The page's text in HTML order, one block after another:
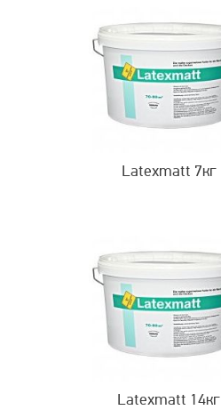
Latexmatt 7кг
Latexmatt 14кг